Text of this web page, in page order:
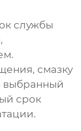
службы
смазку
выбранный
срок